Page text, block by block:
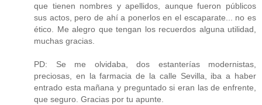
que tienen nombres y apellidos, aunque fueron públicos
sus actos, pero de ahí a ponerlos en el escaparate... no es
ético. Me alegro que tengan los recuerdos alguna utilidad,
muchas gracias.
PD: Se me olvidaba, dos estanterías modernistas,
preciosas, en la farmacia de la calle Sevilla, iba a haber
entrado esta mañana y preguntado si eran las de enfrente,
que seguro. Gracias por tu apunte.